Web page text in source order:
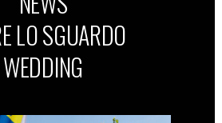
LO SGUARDO
WEDDING